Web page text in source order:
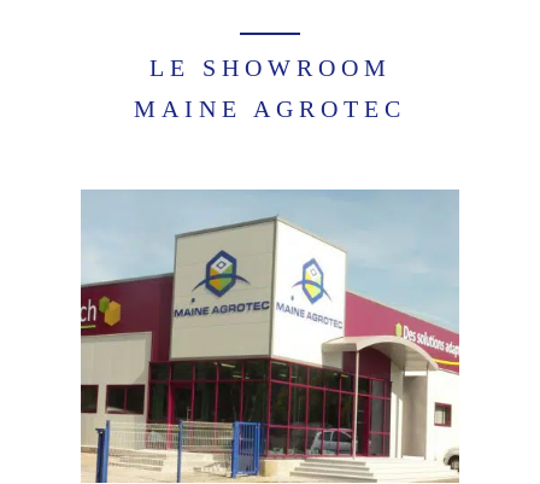
LE SHOWROOM
MAINE AGROTEC